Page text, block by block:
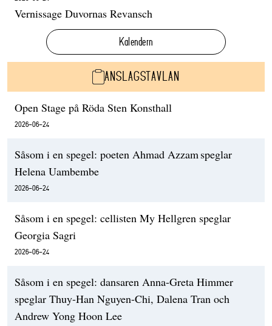
Vernissage Duvornas Revansch
Kalendern
ANSLAGSTAVLAN
Open Stage på Röda Sten Konsthall
2026-06-24
Såsom i en spegel: poeten Ahmad Azzam speglar
Helena Uambembe
2026-06-24
Såsom i en spegel: cellisten My Hellgren speglar
Georgia Sagri
2026-06-24
Såsom i en spegel: dansaren Anna-Greta Himmer
speglar Thuy-Han Nguyen-Chi, Dalena Tran och
Andrew Yong Hoon Lee